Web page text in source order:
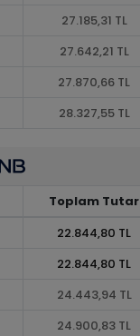
27.185,31 TL
27.642,21 TL
27.870,66 TL
28.327,55 TL
Toplam Tutar
22.844,80 TL
22.844,80 TL
24.443,94 TL
24.900,83 TL